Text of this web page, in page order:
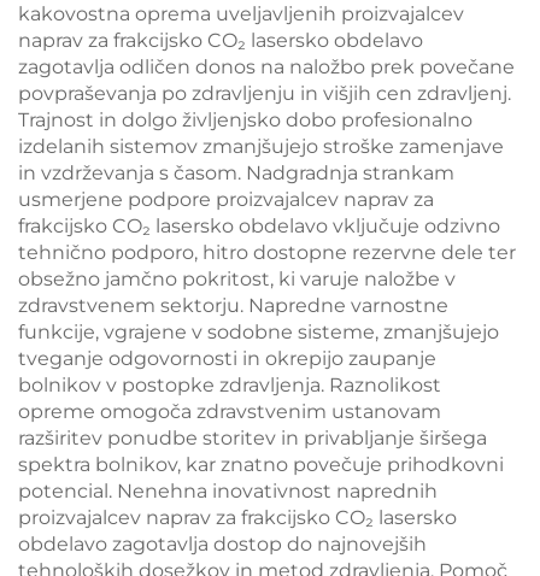
kakovostna oprema uveljavljenih proizvajalcev
naprav za frakcijsko CO₂ lasersko obdelavo
zagotavlja odličen donos na naložbo prek povečane
povpraševanja po zdravljenju in višjih cen zdravljenj.
Trajnost in dolgo življenjsko dobo profesionalno
izdelanih sistemov zmanjšujejo stroške zamenjave
in vzdrževanja s časom. Nadgradnja strankam
usmerjene podpore proizvajalcev naprav za
frakcijsko CO₂ lasersko obdelavo vključuje odzivno
tehnično podporo, hitro dostopne rezervne dele ter
obsežno jamčno pokritost, ki varuje naložbe v
zdravstvenem sektorju. Napredne varnostne
funkcije, vgrajene v sodobne sisteme, zmanjšujejo
tveganje odgovornosti in okrepijo zaupanje
bolnikov v postopke zdravljenja. Raznolikost
opreme omogoča zdravstvenim ustanovam
razširitev ponudbe storitev in privabljanje širšega
spektra bolnikov, kar znatno povečuje prihodkovni
potencial. Nenehna inovativnost naprednih
proizvajalcev naprav za frakcijsko CO₂ lasersko
obdelavo zagotavlja dostop do najnovejših
tehnoloških dosežkov in metod zdravljenja. Pomoč